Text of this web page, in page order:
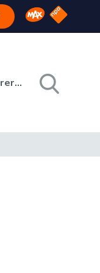
Omroep MAX
NPO
Registreren